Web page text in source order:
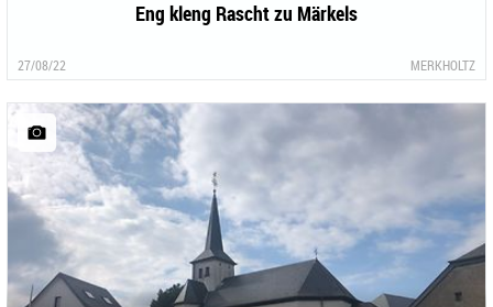
Eng kleng Rascht zu Märkels
27/08/22 MERKHOLTZ